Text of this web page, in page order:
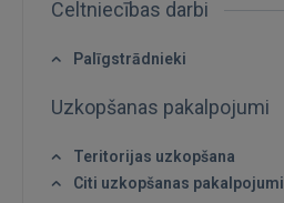
Celtniecības darbi
Palīgstrādnieki
Uzkopšanas pakalpojumi
Teritorijas uzkopšana
Citi uzkopšanas pakalpojumi